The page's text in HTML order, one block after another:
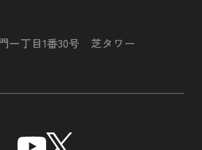
一丁目1番30号 芝タワー